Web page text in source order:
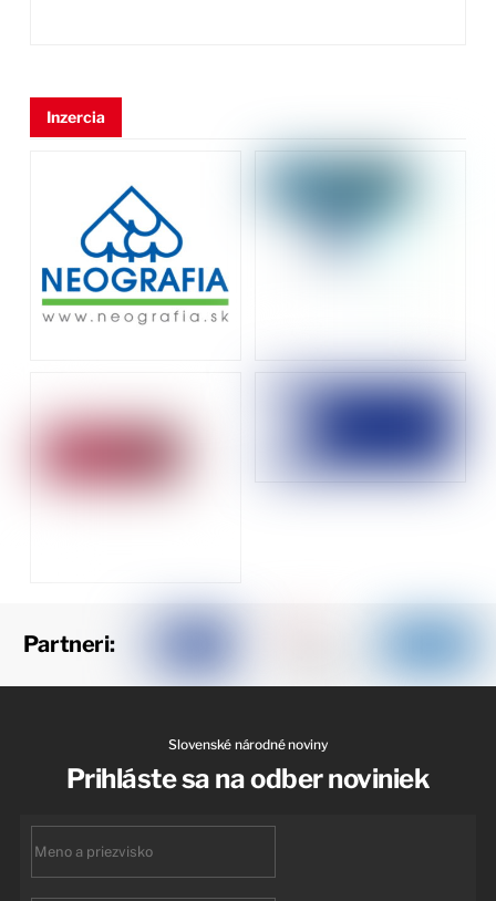
Inzercia
Partneri:
Slovenské národné noviny
Prihláste sa na odber noviniek